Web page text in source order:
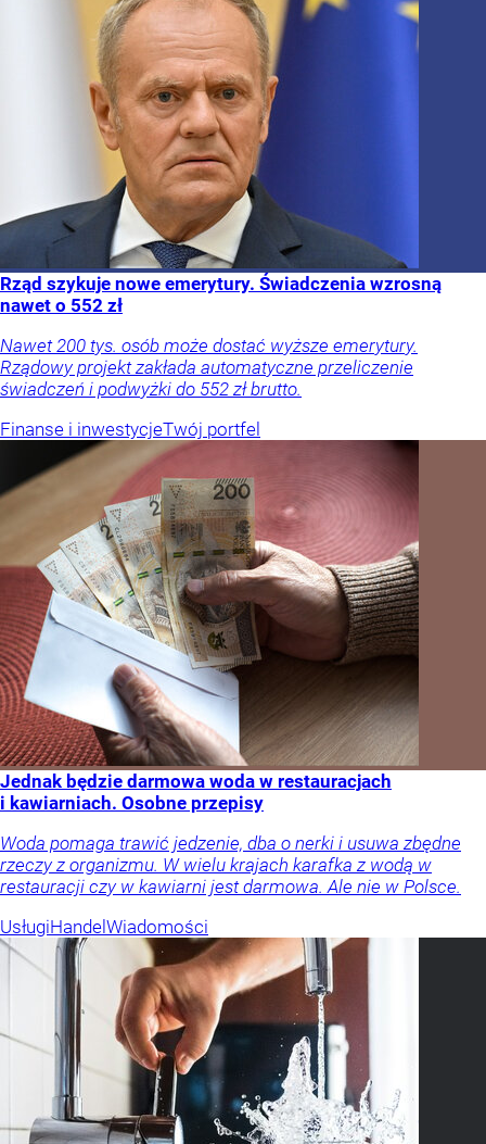
Rząd szykuje nowe emerytury. Świadczenia wzrosną
nawet o 552 zł
Nawet 200 tys. osób może dostać wyższe emerytury.
Rządowy projekt zakłada automatyczne przeliczenie
świadczeń i podwyżki do 552 zł brutto.
Finanse i inwestycjeTwój portfel
Jednak będzie darmowa woda w restauracjach
i kawiarniach. Osobne przepisy
Woda pomaga trawić jedzenie, dba o nerki i usuwa zbędne
rzeczy z organizmu. W wielu krajach karafka z wodą w
restauracji czy w kawiarni jest darmowa. Ale nie w Polsce.
UsługiHandel Wiadomości